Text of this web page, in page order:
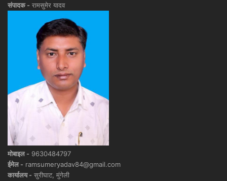
संपादक - रामसुमेर यादव
मोबाइल - 9630484797
ईमेल - ramsumeryadav84@gmail.com
कार्यालय - सुरीघाट, मुंगेली